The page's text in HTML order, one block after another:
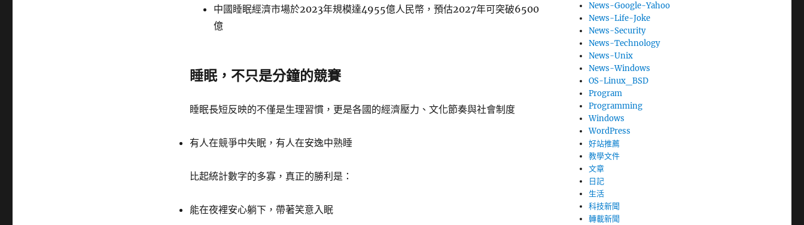
中國睡眠經濟市場於2023年規模達4955億人民幣，預估2027年可突破6500
億
睡眠，不只是分鐘的競賽
睡眠長短反映的不僅是生理習慣，更是各國的經濟壓力、文化節奏與社會制度
有人在競爭中失眠，有人在安逸中熟睡
比起統計數字的多寡，真正的勝利是：
能在夜裡安心躺下，帶著笑意入眠
News-Google-Yahoo
News-Life-Joke
News-Security
News-Technology
News-Unix
News-Windows
OS-Linux_BSD
Program
Programming
Windows
WordPress
好站推薦
教學文件
文章
日記
生活
科技新聞
轉載新聞